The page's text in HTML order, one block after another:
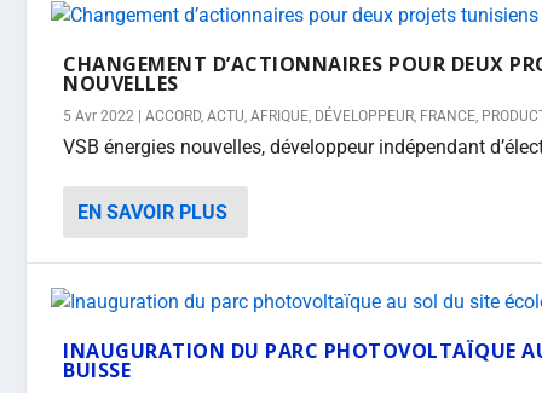
CHANGEMENT D’ACTIONNAIRES POUR DEUX
NOUVELLES
5 Avr 2022 |ACCORD,ACTU,AFRIQUE, DÉVELOPPEUR, FRANCE,
VSB énergies nouvelles, développeur indépendant
EN SAVOIR PLUS
INAUGURATION DU PARC PHOTOVOLTAÏQUE
BUISSE